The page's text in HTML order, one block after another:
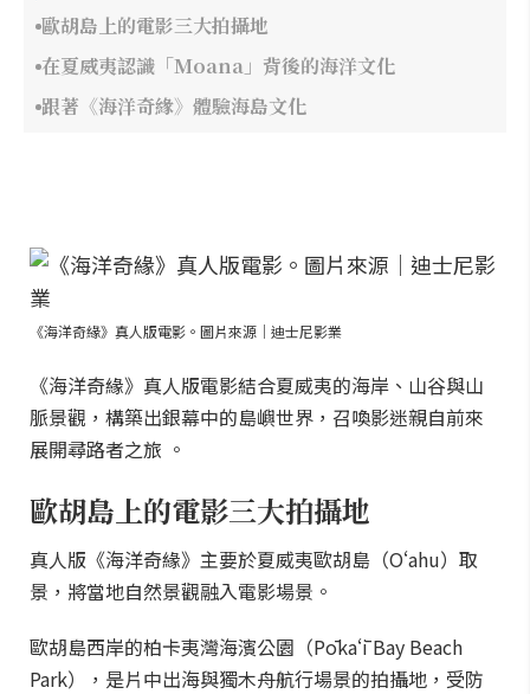
歐胡島上的電影三大拍攝地
在夏威夷認識「Moana」背後的海洋文化
跟著《海洋奇緣》體驗海島文化
《海洋奇緣》真人版電影。圖片來源｜迪士尼影業
《海洋奇緣》真人版電影結合夏威夷的海岸、山谷與山
脈景觀，構築出銀幕中的島嶼世界，召喚影迷親自前來
展開尋路者之旅 。
歐胡島上的電影三大拍攝地
真人版《海洋奇緣》主要於夏威夷歐胡島（Oʻahu）取
景，將當地自然景觀融入電影場景。
歐胡島西岸的柏卡夷灣海濱公園（Pōkaʻī Bay Beach
Park），是片中出海與獨木舟航行場景的拍攝地，受防